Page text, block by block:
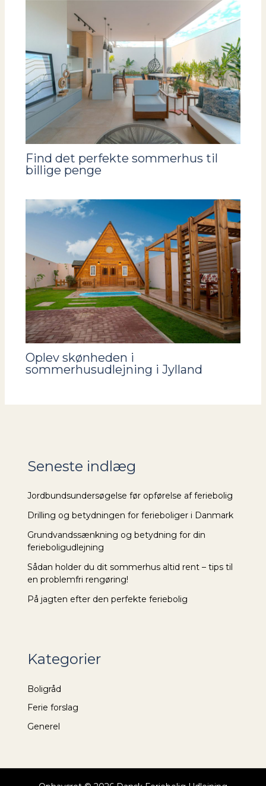
Find det perfekte sommerhus til
billige penge
Oplev skønheden i
sommerhusudlejning i Jylland
Seneste indlæg
Jordbundsundersøgelse før opførelse af feriebolig
Drilling og betydningen for ferieboliger i Danmark
Grundvandssænkning og betydning for din
ferieboligudlejning
Sådan holder du dit sommerhus altid rent – tips til
en problemfri rengøring!
På jagten efter den perfekte feriebolig
Kategorier
Boligråd
Ferie forslag
Generel